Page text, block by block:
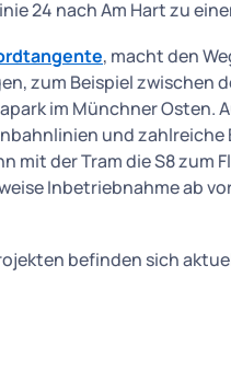
24 nach Am Hart zu
, macht den
zum Beispiel zwischen
im Münchner Osten.
und zahlreiche
mit der Tram die S8 zum
Inbetriebnahme ab
befinden sich